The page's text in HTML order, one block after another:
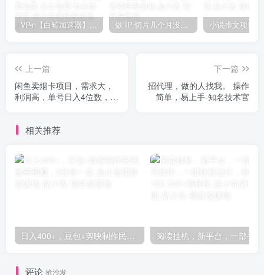
VP-n【白鲸加速器】在国内也能刷油管、Instagram，我送你无限免费流量 永久免费-知名技术官-品小先项目发源地 做 IP 切片几个月没赚到什么钱，蹭上热点，靠一个视频赚了二十万-品小先项目发源地
上一篇
闲鱼卖烟卡项目，需求大，
利润高，单号日入4位数，可
下一篇
招代理，做的人找我。 ​操作
简单，易上手-知名技术官
相关推荐
日入400+，豆包+剪映制作民间故事视频，3分钟一条-品小先项目发源地
评论 抢沙发